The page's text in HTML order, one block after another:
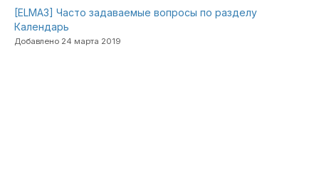
[ELMA3] Часто задаваемые вопросы по разделу
Календарь
Добавлено 24 марта 2019